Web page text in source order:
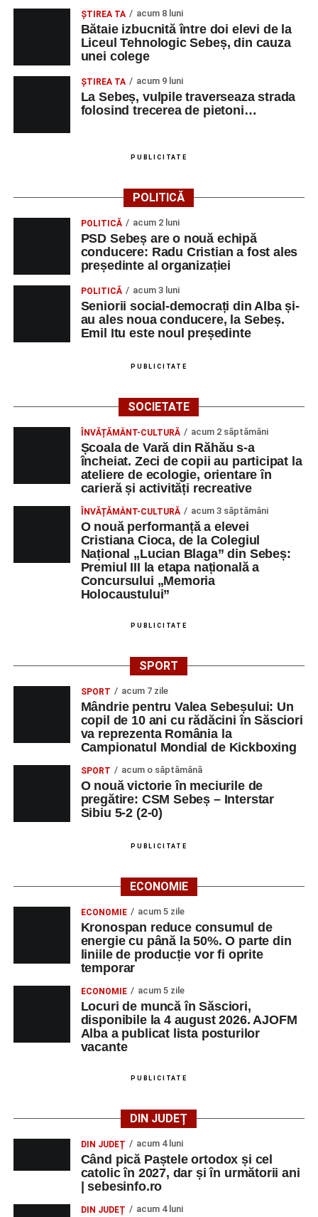
ŞTIREA TA acum 8 luni
Bătaie izbucnită între doi elevi de la
Liceul Tehnologic Sebeș, din cauza
unei colege
ŞTIREA TA acum 9 luni
La Sebeș, vulpile traverseaza strada
folosind trecerea de pietoni…
PUBLICITATE
POLITICĂ
POLITICĂ acum 2 luni
PSD Sebeș are o nouă echipă
conducere: Radu Cristian a fost ales
președinte al organizației
POLITICĂ acum 3 luni
Seniorii social-democrați din Alba și-
au ales noua conducere, la Sebeș.
Emil Itu este noul președinte
PUBLICITATE
SOCIETATE
ÎNVĂȚĂMÂNT-CULTURĂ acum 2 săptămâni
Școala de Vară din Răhău s-a
încheiat. Zeci de copii au participat la
ateliere de ecologie, orientare în
carieră și activități recreative
ÎNVĂȚĂMÂNT-CULTURĂ acum 3 săptămâni
O nouă performanță a elevei
Cristiana Cioca, de la Colegiul
Național „Lucian Blaga” din Sebeș:
Premiul III la etapa națională a
Concursului „Memoria
Holocaustului”
PUBLICITATE
SPORT
SPORT acum 7 zile
Mândrie pentru Valea Sebeșului: Un
copil de 10 ani cu rădăcini în Săsciori
va reprezenta România la
Campionatul Mondial de Kickboxing
SPORT acum o săptămână
O nouă victorie în meciurile de
pregătire: CSM Sebeș – Interstar
Sibiu 5-2 (2-0)
PUBLICITATE
ECONOMIE
ECONOMIE acum 5 zile
Kronospan reduce consumul de
energie cu până la 50%. O parte din
liniile de producție vor fi oprite
temporar
ECONOMIE acum 5 zile
Locuri de muncă în Săsciori,
disponibile la 4 august 2026. AJOFM
Alba a publicat lista posturilor
vacante
PUBLICITATE
DIN JUDEȚ
DIN JUDEȚ acum 4 luni
Când pică Paștele ortodox și cel
catolic în 2027, dar și în următorii ani
| sebesinfo.ro
DIN JUDEȚ acum 4 luni